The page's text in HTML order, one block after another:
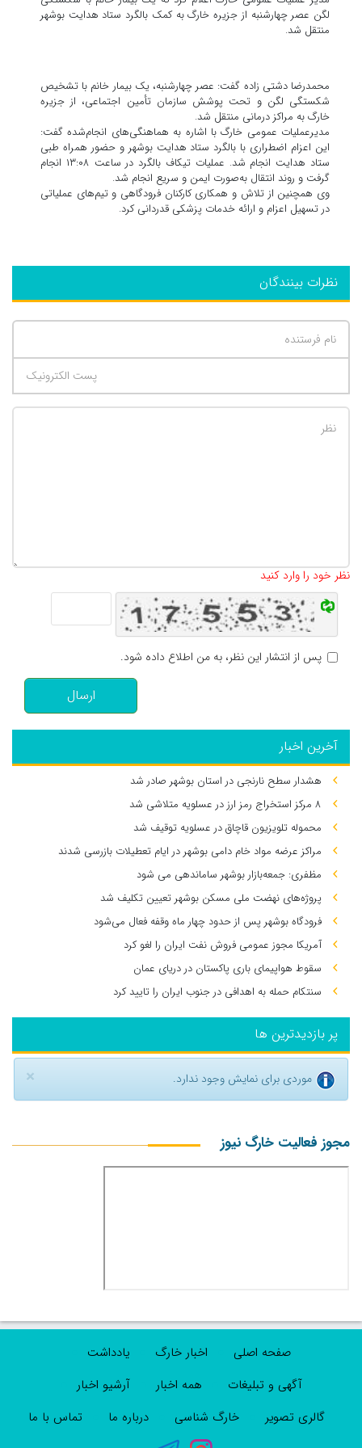
لگن عصر چهارشنبه از جزیره خارگ به کمک بالگرد ستاد هدایت بوشهر
منتقل شد.
محمدرضا دشتی زاده گفت: عصر چهارشنبه، یک بیمار خانم با تشخیص
شکستگی لگن و تحت پوشش سازمان تأمین اجتماعی، از جزیره
خارگ به مراکز درمانی منتقل شد.
مدیرعملیات عمومی خارگ با اشاره به هماهنگی‌های انجام‌شده گفت:
این اعزام اضطراری با بالگرد ستاد هدایت بوشهر و حضور همراه طبی
ستاد هدایت انجام شد. عملیات تیکاف بالگرد در ساعت ۱۳:۰۸ انجام
گرفت و روند انتقال به‌صورت ایمن و سریع انجام شد.
وی همچنین از تلاش و همکاری کارکنان فرودگاهی و تیم‌های عملیاتی
در تسهیل اعزام و ارائه خدمات پزشکی قدردانی کرد.
نظرات بینندگان
نظر خود را وارد کنید
پس از انتشار این نظر، به من اطلاع داده شود.
ارسال
آخرین اخبار
هشدار سطح نارنجی در استان بوشهر صادر شد
۸ مرکز استخراج رمز ارز در عسلویه متلاشی شد
محموله تلویزیون قاچاق در عسلویه توقیف شد
مراکز عرضه مواد خام دامی بوشهر در ایام تعطیلات بازرسی شدند
مظفری: جمعه‌بازار بوشهر ساماندهی می‌ شود
پروژه‌های نهضت ملی مسکن بوشهر تعیین تکلیف شد
فرودگاه بوشهر پس از حدود چهار ماه وقفه فعال می‌شود
آمریکا مجوز عمومی فروش نفت ایران را لغو کرد
سقوط هواپیمای باری پاکستان در دریای عمان
سنتکام حمله به اهدافی در جنوب ایران را تایید کرد
پر بازدیدترین ها
× موردی برای نمایش وجود ندارد.
مجوز فعالیت خارگ نیوز
صفحه اصلی اخبار خارگ
یادداشت
آگهی و تبلیغات
همه اخبار
آرشیو اخبار
گالری تصویر
خارگ شناسی درباره ما تماس با ما